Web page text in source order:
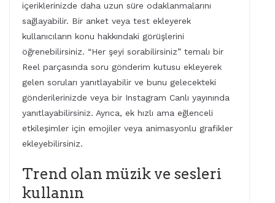
içeriklerinizde daha uzun süre odaklanmalarını
sağlayabilir. Bir anket veya test ekleyerek
kullanıcıların konu hakkındaki görüşlerini
öğrenebilirsiniz. “Her şeyi sorabilirsiniz” temalı bir
Reel parçasında soru gönderim kutusu ekleyerek
gelen soruları yanıtlayabilir ve bunu gelecekteki
gönderilerinizde veya bir Instagram Canlı yayınında
yanıtlayabilirsiniz. Ayrıca, ek hızlı ama eğlenceli
etkileşimler için emojiler veya animasyonlu grafikler
ekleyebilirsiniz.
Trend olan müzik ve sesleri
kullanın